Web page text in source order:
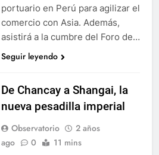
portuario en Perú para agilizar el
comercio con Asia. Además,
asistirá a la cumbre del Foro de…
Seguir leyendo
De Chancay a Shangai, la
nueva pesadilla imperial
Observatorio
2 años
ago
0 11 mins